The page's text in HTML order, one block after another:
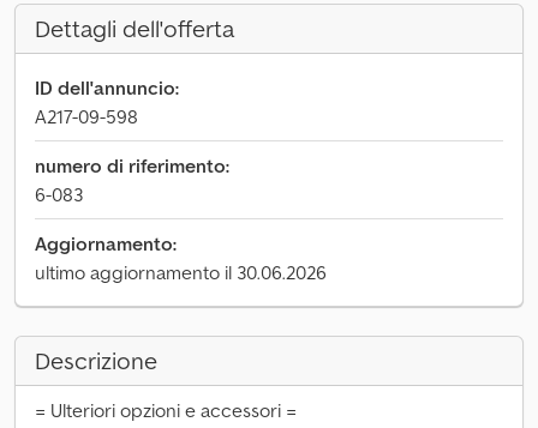
Dettagli dell'offerta
ID dell'annuncio:
A217-09-598
numero di riferimento:
6-083
Aggiornamento:
ultimo aggiornamento il 30.06.2026
Descrizione
= Ulteriori opzioni e accessori =